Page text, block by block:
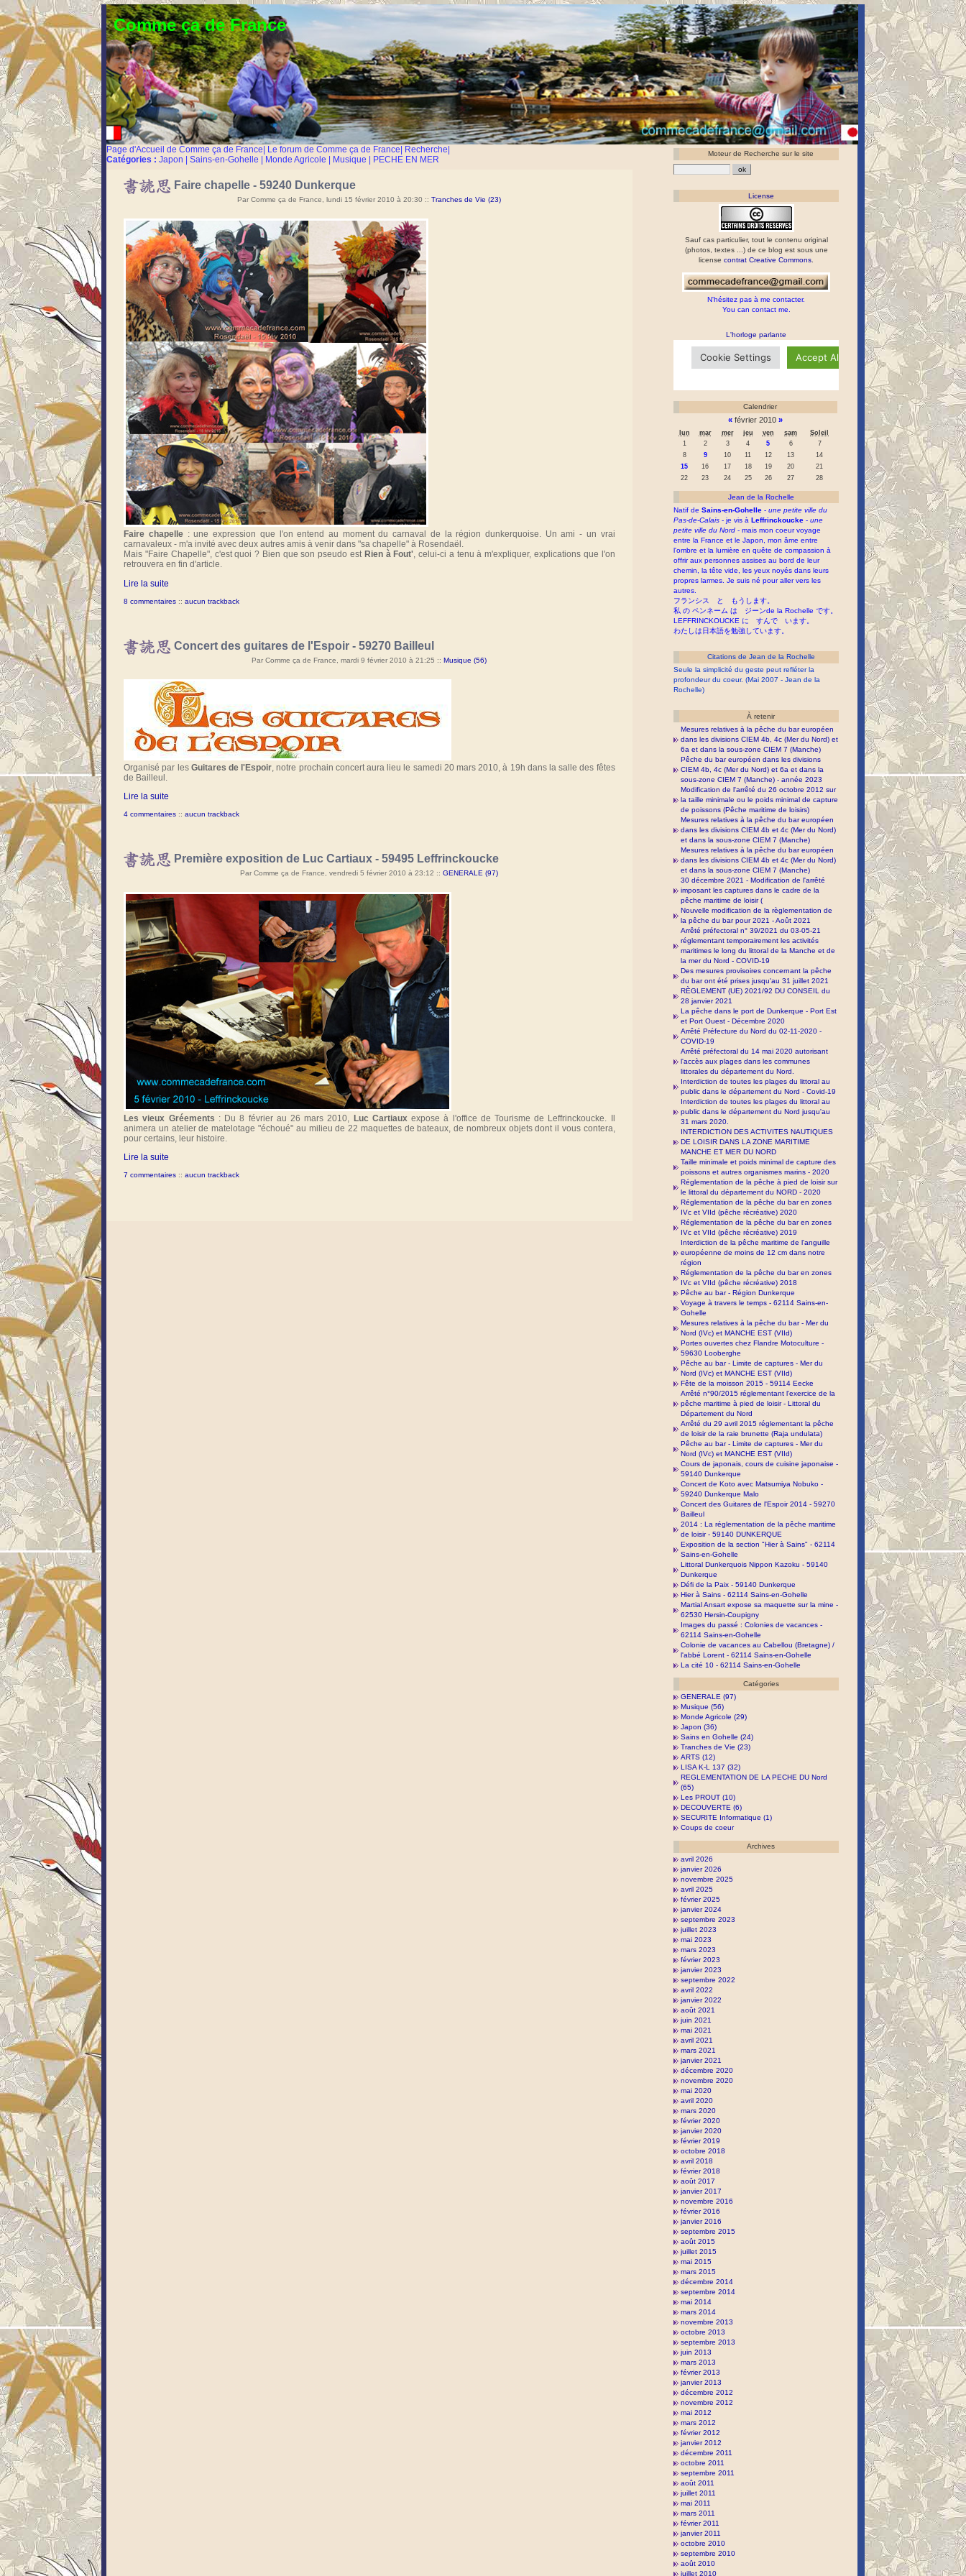
Comme ça de France
Page d'Accueil de Comme ça de France| Le forum de Comme ça de France| Recherche|
Catégories : Japon | Sains-en-Gohelle | Monde Agricole | Musique | PECHE EN MER
Faire chapelle - 59240 Dunkerque
Par Comme ça de France, lundi 15 février 2010 à 20:30 :: Tranches de Vie (23)
Faire chapelle: une expression que l'on entend au moment du carnaval de la région dunkerquoise. Un ami - un vrai
carnavaleux - m'a invité avec deux autres amis à venir dans "sa chapelle" à Rosendaël.
Mais "Faire Chapelle", c'est quoi ? Bien que son pseudo est Rien à Fout', celui-ci a tenu à m'expliquer, explications que l'on
retrouvera en fin d'article.
Lire la suite
8 commentaires :: aucun trackback
Concert des guitares de l'Espoir - 59270 Bailleul
Par Comme ça de France, mardi 9 février 2010 à 21:25 :: Musique (56)
Organisé par les Guitares de l'Espoir , notre prochain concert aura lieu le samedi 20 mars 2010, à 19h dans la salle des fêtes
de Bailleul.
Lire la suite
4 commentaires :: aucun trackback
Première exposition de Luc Cartiaux - 59495 Leffrinckoucke
Par Comme ça de France, vendredi 5 février 2010 à 23:12 :: GENERALE (97)
Les vieux Gréements : Du 8 février au 26 mars 2010, Luc Cartiauxexpose à l'office de Tourisme de Leffrinckoucke. Il
animera un atelier de matelotage "échoué" au milieu de 22 maquettes de bateaux, de nombreux objets dont il vous contera,
pour certains, leur histoire.
Lire la suite
7 commentaires :: aucun trackback
Moteur de Recherche sur le site
License
Sauf cas particulier, tout le contenu original
(photos, textes ...) de ce blog est sous une
licensecontrat Creative Commons
N'hésitez pas à me contacter.
You can contact me.
L'horloge parlante
Calendrier
« février 2010»
lun mar mer jeu ven sam
Soleil
1
2 3 4 5 6
7
8
9 10 11 12 13
14
15
16 17 18 19 20
21
22
23 24 25 26 27 28
Jean de la Rochelle
Natif deSains-en-Gohelle -une petite ville du
Pas-de-Calais - je vis àLeffrinckoucke -une
petite ville du Nord - mais mon coeur voyage
entre la France et le Japon, mon âme entre
l'ombre et la lumière en quête de compassion à
offrir aux personnes assises au bord de leur
chemin, la tête vide, les yeux noyés dans leurs
propres larmes. Je suis né pour aller vers les
autres.
フランシス と もうします。
私 の ペンネーム は ジーンde la Rochelle です。
LEFFRINCKOUCKE に すんで います。
わたしは日本語を勉強しています。
Citations de Jean de la Rochelle
Seule la simplicité du geste peut refléter la
profondeur du coeur. (Mai 2007 - Jean de la
Rochelle)
À retenir
Mesures relatives à la pêche du bar européen
dans les divisions CIEM 4b, 4c (Mer du Nord) et
6a et dans la sous-zone CIEM 7 (Manche)
Pêche du bar européen dans les divisions
CIEM 4b, 4c (Mer du Nord) et 6a et dans la
sous-zone CIEM 7 (Manche) - année 2023
Modification de l'arrêté du 26 octobre 2012 sur
la taille minimale ou le poids minimal de capture
de poissons (Pêche maritime de loisirs)
Mesures relatives à la pêche du bar européen
dans les divisions CIEM 4b et 4c (Mer du Nord)
et dans la sous-zone CIEM 7 (Manche)
Mesures relatives à la pêche du bar européen
dans les divisions CIEM 4b et 4c (Mer du Nord)
et dans la sous-zone CIEM 7 (Manche)
30 décembre 2021 - Modification de l'arrêté
imposant les captures dans le cadre de la
pêche maritime de loisir (
Nouvelle modification de la règlementation de
la pêche du bar pour 2021 - Août 2021
Arrêté préfectoral n° 39/2021 du 03-05-21
réglementant temporairement les activités
maritimes le long du littoral de la Manche et de
la mer du Nord - COVID-19
Des mesures provisoires concernant la pêche
du bar ont été prises jusqu'au 31 juillet 2021
RÈGLEMENT (UE) 2021/92 DU CONSEIL du
28 janvier 2021
La pêche dans le port de Dunkerque - Port Est
et Port Ouest - Décembre 2020
Arrêté Préfecture du Nord du 02-11-2020 -
COVID-19
Arrêté préfectoral du 14 mai 2020 autorisant
l'accès aux plages dans les communes
littorales du département du Nord.
Interdiction de toutes les plages du littoral au
public dans le département du Nord - Covid-19
Interdiction de toutes les plages du littoral au
public dans le département du Nord jusqu'au
31 mars 2020.
INTERDICTION DES ACTIVITES NAUTIQUES
DE LOISIR DANS LA ZONE MARITIME
MANCHE ET MER DU NORD
Taille minimale et poids minimal de capture des
poissons et autres organismes marins - 2020
Réglementation de la pêche à pied de loisir sur
le littoral du département du NORD - 2020
Réglementation de la pêche du bar en zones
IVc et VIId (pêche récréative) 2020
Réglementation de la pêche du bar en zones
IVc et VIId (pêche récréative) 2019
Interdiction de la pêche maritime de l'anguille
européenne de moins de 12 cm dans notre
région
Réglementation de la pêche du bar en zones
IVc et VIId (pêche récréative) 2018
Pêche au bar - Région Dunkerque
Voyage à travers le temps - 62114 Sains-en-
Gohelle
Mesures relatives à la pêche du bar - Mer du
Nord (IVc) et MANCHE EST (VIId)
Portes ouvertes chez Flandre Motoculture -
59630 Looberghe
Pêche au bar - Limite de captures - Mer du
Nord (IVc) et MANCHE EST (VIId)
Fête de la moisson 2015 - 59114 Eecke
Arrêté n°90/2015 réglementant l'exercice de la
pêche maritime à pied de loisir - Littoral du
Département du Nord
Arrêté du 29 avril 2015 réglementant la pêche
de loisir de la raie brunette (Raja undulata)
Pêche au bar - Limite de captures - Mer du
Nord (IVc) et MANCHE EST (VIId)
Cours de japonais, cours de cuisine japonaise -
59140 Dunkerque
Concert de Koto avec Matsumiya Nobuko -
59240 Dunkerque Malo
Concert des Guitares de l'Espoir 2014 - 59270
Bailleul
2014 : La réglementation de la pêche maritime
de loisir - 59140 DUNKERQUE
Exposition de la section "Hier à Sains" - 62114
Sains-en-Gohelle
Littoral Dunkerquois Nippon Kazoku - 59140
Dunkerque
Défi de la Paix - 59140 Dunkerque
Hier à Sains - 62114 Sains-en-Gohelle
Martial Ansart expose sa maquette sur la mine -
62530 Hersin-Coupigny
Images du passé : Colonies de vacances -
62114 Sains-en-Gohelle
Colonie de vacances au Cabellou (Bretagne) /
l'abbé Lorent - 62114 Sains-en-Gohelle
La cité 10 - 62114 Sains-en-Gohelle
Catégories
GENERALE (97)
Musique (56)
Monde Agricole (29)
Japon (36)
Sains en Gohelle (24)
Tranches de Vie (23)
ARTS (12)
LISA K-L 137 (32)
REGLEMENTATION DE LA PECHE DU Nord
(65)
Les PROUT (10)
DECOUVERTE (6)
SECURITE Informatique (1)
Coups de coeur
Archives
avril 2026
janvier 2026
novembre 2025
avril 2025
février 2025
janvier 2024
septembre 2023
juillet 2023
mai 2023
mars 2023
février 2023
janvier 2023
septembre 2022
avril 2022
janvier 2022
août 2021
juin 2021
mai 2021
avril 2021
mars 2021
janvier 2021
décembre 2020
novembre 2020
mai 2020
avril 2020
mars 2020
février 2020
janvier 2020
février 2019
octobre 2018
avril 2018
février 2018
août 2017
janvier 2017
novembre 2016
février 2016
janvier 2016
septembre 2015
août 2015
juillet 2015
mai 2015
mars 2015
décembre 2014
septembre 2014
mai 2014
mars 2014
novembre 2013
octobre 2013
septembre 2013
juin 2013
mars 2013
février 2013
janvier 2013
décembre 2012
novembre 2012
mai 2012
mars 2012
février 2012
janvier 2012
décembre 2011
octobre 2011
septembre 2011
août 2011
juillet 2011
mai 2011
mars 2011
février 2011
janvier 2011
octobre 2010
septembre 2010
août 2010
juillet 2010